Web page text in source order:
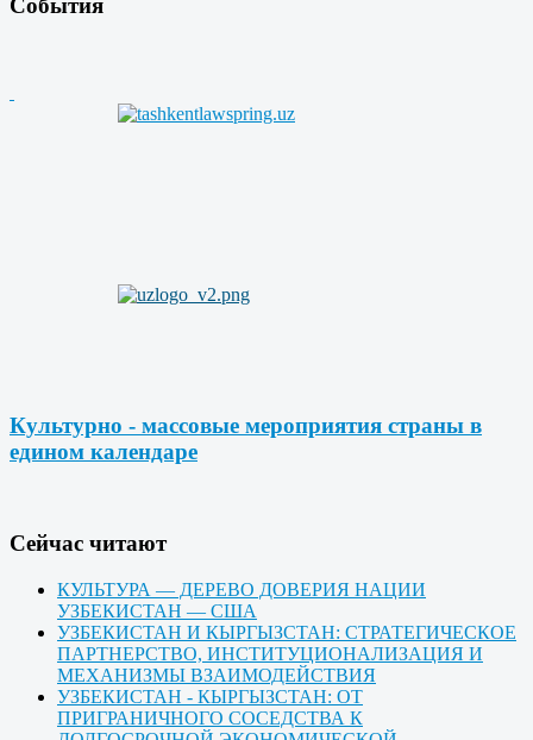
События
Культурно - массовые мероприятия страны в
едином календаре
Cейчас читают
КУЛЬТУРА — ДЕРЕВО ДОВЕРИЯ НАЦИИ
УЗБЕКИСТАН — США
УЗБЕКИСТАН И КЫРГЫЗСТАН: СТРАТЕГИЧЕСКОЕ
ПАРТНЕРСТВО, ИНСТИТУЦИОНАЛИЗАЦИЯ И
МЕХАНИЗМЫ ВЗАИМОДЕЙСТВИЯ
УЗБЕКИСТАН - КЫРГЫЗСТАН: ОТ
ПРИГРАНИЧНОГО СОСЕДСТВА К